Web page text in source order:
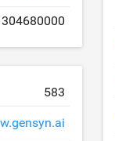
583